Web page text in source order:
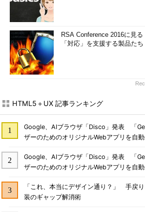
RSA Conference 2016に見る
「対応」を支援する製品た
HTML5＋UX 記事ランキング
Google、AIブラウザ「Disco」発表 「
ザーのためのオリジナルWebアプリを自
Google、AIブラウザ「Disco」発表 「
ザーのためのオリジナルWebアプリを自
「これ、本当にデザイン通り？」 手戻
装のギャップ解消術